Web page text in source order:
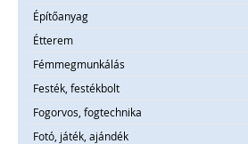
Építőanyag
Étterem
Fémmegmunkálás
Festék, festékbolt
Fogorvos, fogtechnika
Fotó, játék, ajándék